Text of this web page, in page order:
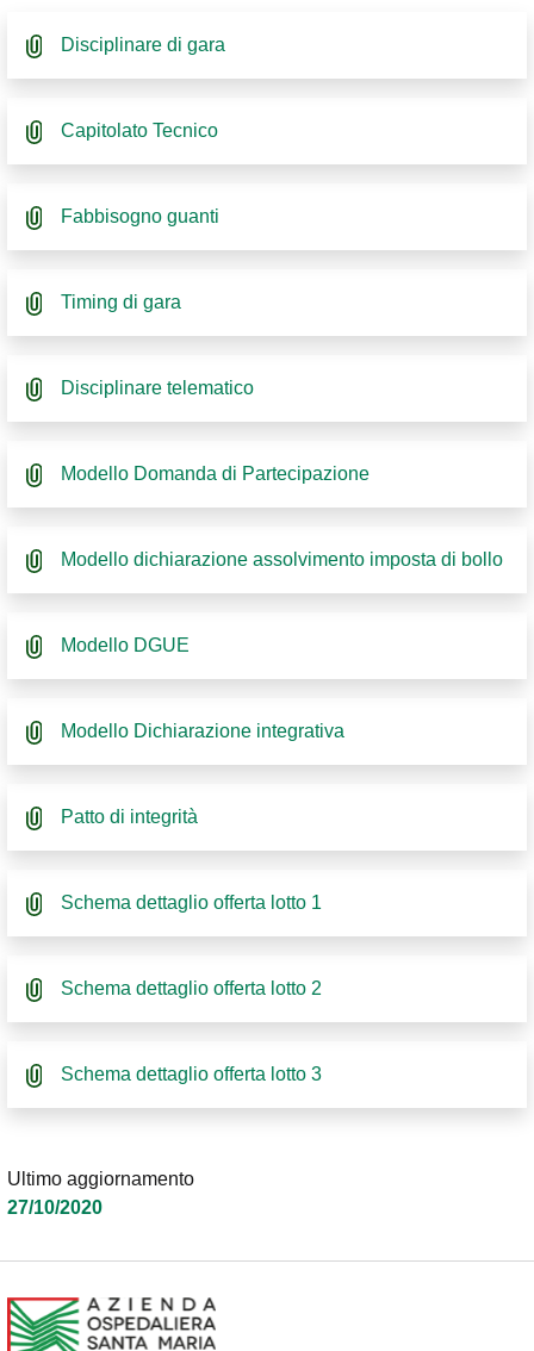
Disciplinare di gara
Capitolato Tecnico
Fabbisogno guanti
Timing di gara
Disciplinare telematico
Modello Domanda di Partecipazione
Modello dichiarazione assolvimento imposta di bollo
Modello DGUE
Modello Dichiarazione integrativa
Patto di integrità
Schema dettaglio offerta lotto 1
Schema dettaglio offerta lotto 2
Schema dettaglio offerta lotto 3
Ultimo aggiornamento
27/10/2020